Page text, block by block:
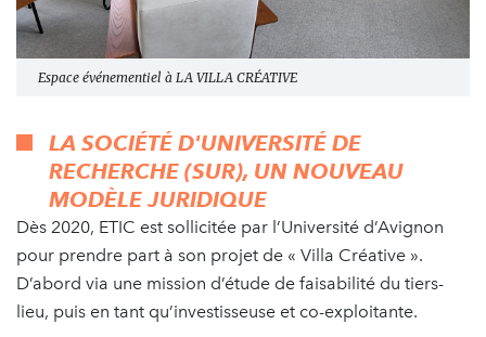
Espace événementiel à LA VILLA CRÉATIVE
LA SOCIÉTÉ D'UNIVERSITÉ DE
RECHERCHE (SUR), UN NOUVEAU
MODÈLE JURIDIQUE
Dès 2020, ETIC est sollicitée par l’Université d’Avignon
pour prendre part à son projet de « Villa Créative ».
D’abord via une mission d’étude de faisabilité du tiers-
lieu, puis en tant qu’investisseuse et co-exploitante.